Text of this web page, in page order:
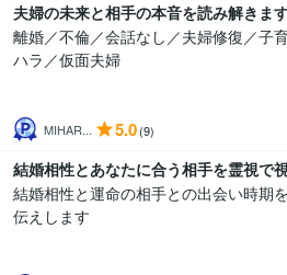
夫婦の未来と相手の本音を読み解きま
離婚／不倫／会話なし／夫婦修復／子
ハラ／仮面夫婦
MIHAR... 5.0(9)
結婚相性とあなたに合う相手を霊視で
結婚相性と運命の相手との出会い時期
伝えします